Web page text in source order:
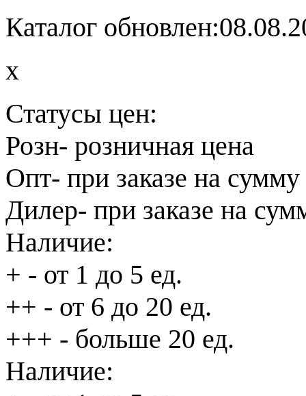
Каталог
x
Статусы цен:
Розн- розничная цена
Опт- при заказе на
Дилер- при заказе на
Наличие:
+ - от 1 до 5 ед.
++ - от 6 до 20 ед.
+++ - больше 20 ед.
Наличие: